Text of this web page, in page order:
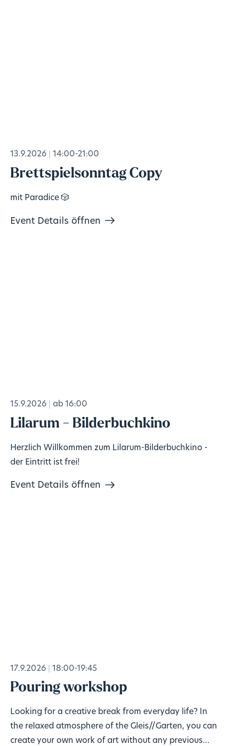
13.9.2026 14:00-21:00
Brettspielsonntag Copy
mit Paradice 🎲
Event Details öffnen
15.9.2026 ab 16:00
Lilarum - Bilderbuchkino
Herzlich Willkommen zum Lilarum-Bilderbuchkino -
der Eintritt ist frei!
Event Details öffnen
17.9.2026 18:00-19:45
Pouring workshop
Looking for a creative break from everyday life? In
the relaxed atmosphere of the Gleis//Garten, you can
create your own work of art without any previous